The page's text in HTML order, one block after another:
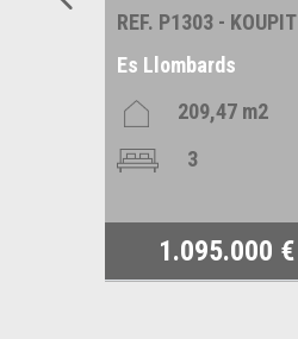
REF. P1303 - KOUPIT
Es Llombards
209,47 m2
3
1.095.000 €